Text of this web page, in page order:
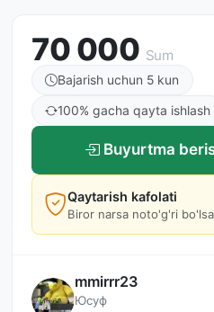
70 000 Sum
Bajarish uchun 5 kun
100% gacha qayta ishlash
Buyurtma
Qaytarish kafolati
Biror narsa noto'g'ri
mmirrr23
Юсуф